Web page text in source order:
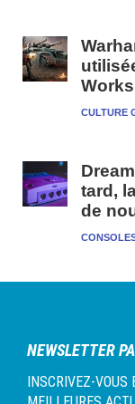
CULTURE
tard,
de
NEWSLETTER
INSCRIVEZ-